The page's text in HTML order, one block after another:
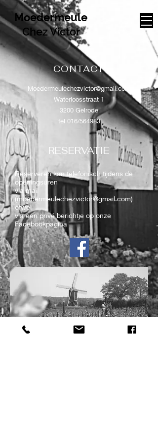
Moedermeule
Chez Victor
CONTACT
Moedermeulechezvictor@gmail.com
Waterloosstraat 1
3200 Gelrode
tel 016/564983
RESERVATIE
Reserveren kan telefonisch tijdens de
openingsuren
via mail
(moedermeulechezvictor@gmail.com)
ofwel
via een privé berichtje op onze
Facebookpagina